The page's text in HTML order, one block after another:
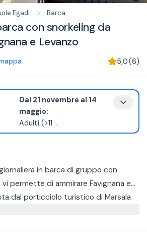
Egadi Barca
con snorkeling da
e Levanzo
5,0(6)
Dal 21 novembre al 14
maggio:
Adulti (>11 ...
in barca di gruppo con
permette di ammirare Favignana e
dal porticciolo turistico di Marsala
vi verrà servita una colazione